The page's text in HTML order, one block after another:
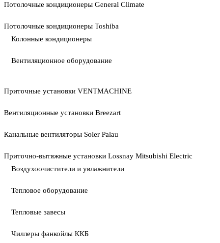
Потолочные кондиционеры General Climate
Потолочные кондиционеры Toshiba
Колонные кондиционеры
Вентиляционное оборудование
Приточные установки VENTMACHINE
Вентиляционные установки Breezart
Канальные вентиляторы Soler Palau
Приточно-вытяжные установки Lossnay Mitsubishi Electric
Воздухоочистители и увлажнители
Тепловое оборудование
Тепловые завесы
Чиллеры фанкойлы ККБ